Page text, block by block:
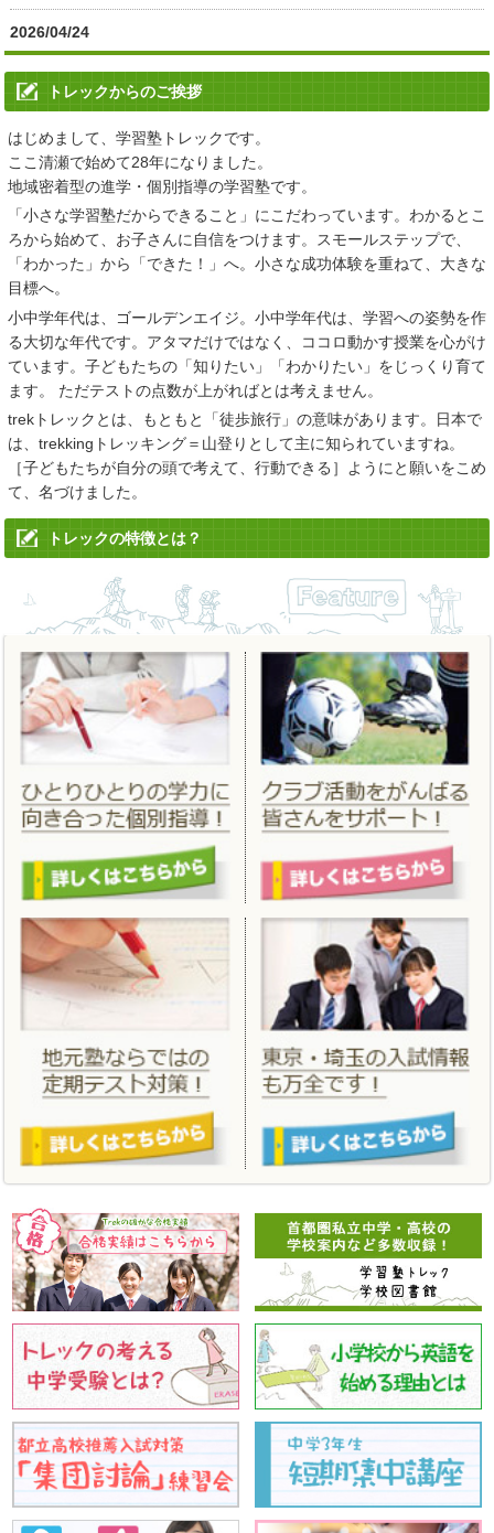
2026/04/24
2025/02/28
「 春のはじめてキャンペーン」、「春の進学フェア2025
実績」を掲載いたしました。
2024/06/25
「夏期講習 」 「夏のはじめてキャンペーン 」を更新しました。
2023/06/19
「夏期講習」 「夏のはじめてキャンペーン」を更新しました。
2023/04/14
「 進学フェア2023春」、「コース料金改定」、「合格実績
「2023スケジュール」を更新しました。
2022/09/15
2022 親と子の私立・都立中学高校受験相談会を更新しました。
2022/06/13
」 「夏のはじめてキャンペーン」を更新しました。
2022/04/12
進学フェア２０２２春」 を掲載しました。
2022/03/14
「合格実績」 を更新しました。
2022/02/25
「春期講習」「春のはじめてキャンペーン」を掲載しました。
2021/11/19
「冬期講習」「冬のはじめてキャンペーン」を掲載しました。
2021/06/18
「夏期講習」 「夏のはじめてキャンペーン 」を更新しました。
合格実績」、「年間スケジュール 」、「小学生料金」、「中学生
」を更新しました。
学習塾トレックをはじめて体験する方のための春のはじめてキャン
2020/09/28
2020 親と子の私立・都立中学高校受験相談会 10月4日 オンラ
インで実施いたします。
2020/07/01
「夏期講習」 「夏のはじめてキャンペーン」を更新しました。
2020/03/23
「合格実績」 「合格体験記」を更新しました。
2020/03/11
トレックからのご挨拶
はじめまして、学習塾トレックです。
ここ清瀬で始めて28年になりました。
地域密着型の進学・個別指導の学習塾です。
「小さな学習塾だからできること」にこだわっています。わかるとこ
ろから始めて、お子さんに自信をつけます。スモールステップで、
「わかった」から「できた！」へ。小さな成功体験を重ねて、大きな
目標へ。
小中学年代は、ゴールデンエイジ。小中学年代は、学習への姿勢を作
る大切な年代です。アタマだけではなく、ココロ動かす授業を心がけ
ています。子どもたちの「知りたい」「わかりたい」をじっくり育て
ます。 ただテストの点数が上がればとは考えません。
trekトレックとは、もともと「徒歩旅行」の意味があります。日本で
は、trekkingトレッキング＝山登りとして主に知られていますね。
［子どもたちが自分の頭で考えて、行動できる］ようにと願いをこめ
て、名づけました。
トレックの特徴とは？